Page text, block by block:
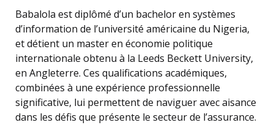
Babalola est diplômé d’un bachelor en systèmes
d’information de l’université américaine du Nigeria,
et détient un master en économie politique
internationale obtenu à la Leeds Beckett University,
en Angleterre. Ces qualifications académiques,
combinées à une expérience professionnelle
significative, lui permettent de naviguer avec aisance
dans les défis que présente le secteur de l’assurance.